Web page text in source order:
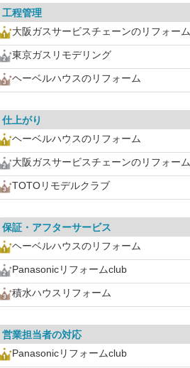
工程管理
大阪ガスサービスチェーンのリフォーム
東京ガスリモデリング
ヘーベルハウスのリフォーム
仕上がり
ヘーベルハウスのリフォーム
大阪ガスサービスチェーンのリフォーム
TOTOリモデルクラブ
保証・アフターサービス
ヘーベルハウスのリフォーム
Panasonicリフォームclub
積水ハウスリフォーム
営業担当者の対応
Panasonicリフォームclub